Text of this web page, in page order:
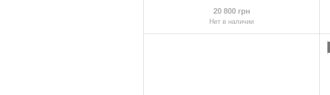
20 800 грн
Нет в наличии